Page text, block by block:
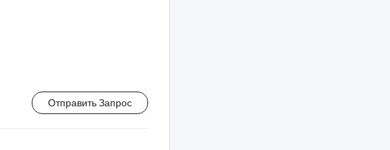
Отправить Запрос